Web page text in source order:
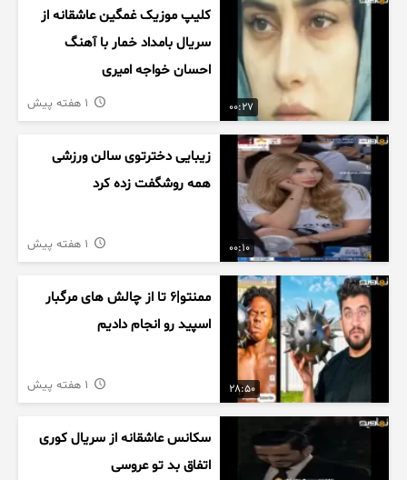
00:27
کلیپ موزیک غمگین عاشقانه از
سریال بامداد خمار با آهنگ
احسان خواجه امیری
00:10
زیبایی دخترتوی سالن ورزشی
همه روشگفت زده کرد
28:50
ممنتو|۶ تا از چالش های مرگبار
اسپید رو انجام دادیم
سکانس عاشقانه از سریال کوری
اتفاق بد تو عروسی